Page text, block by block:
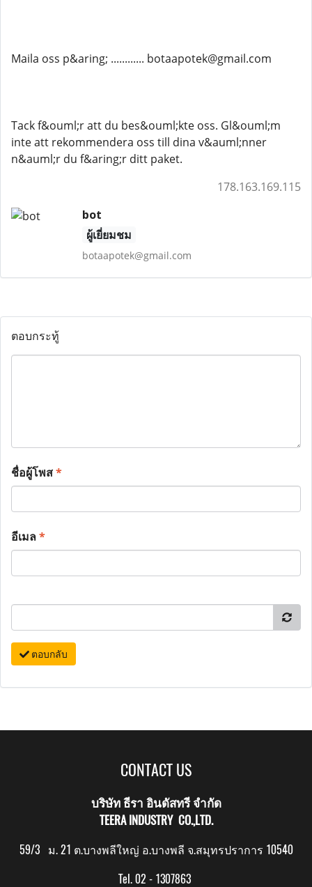
Maila oss p&aring; ............ botaapotek@gmail.com
Tack f&ouml;r att du bes&ouml;kte oss. Gl&ouml;m
inte att rekommendera oss till dina v&auml;nner
n&auml;r du f&aring;r ditt paket.
178.163.169.115
bot
ผู้เยี่ยมชม
botaapotek@gmail.com
ตอบกระทู้
ชื่อผู้โพส*
อีเมล*
ตอบกลับ
CONTACT US
บริษัท ธีรา อินดัสทรี จำกัด
TEERA INDUSTRY CO.,LTD.
59/3 ม. 21 ต.บางพลีใหญ่ อ.บางพลี จ.สมุทรปราการ 10540
Tel. 02 - 1307863